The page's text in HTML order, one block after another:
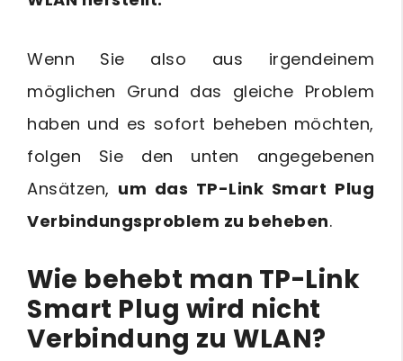
Wenn Sie also aus irgendeinem
möglichen Grund das gleiche Problem
haben und es sofort beheben möchten,
folgen Sie den unten angegebenen
Ansätzen, um das TP-Link Smart Plug
Verbindungsproblem zu beheben.
Wie behebt man TP-Link
Smart Plug wird nicht
Verbindung zu WLAN?